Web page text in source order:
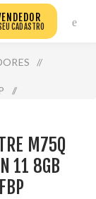
CADASTRO
/
/
M75Q
11 8GB